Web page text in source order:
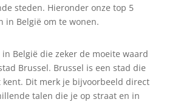
steden. Hieronder onze top 5
in België om te wonen.
in België die zeker de moeite waard
Brussel. Brussel is een stad die
Dit merk je bijvoorbeeld direct
talen die je op straat en in